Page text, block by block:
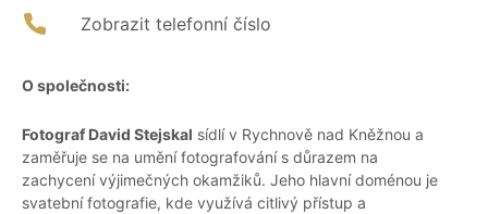
Zobrazit telefonní číslo
O společnosti:
Fotograf David Stejskal sídlí v Rychnově nad Kněžnou a
zaměřuje se na umění fotografování s důrazem na
zachycení výjimečných okamžiků. Jeho hlavní doménou je
svatební fotografie, kde využívá citlivý přístup a